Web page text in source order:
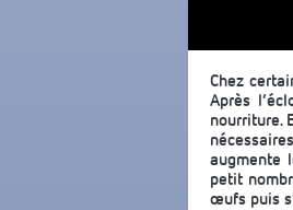
Chez
Après
nourriture.
augmente
petit
œufs puis